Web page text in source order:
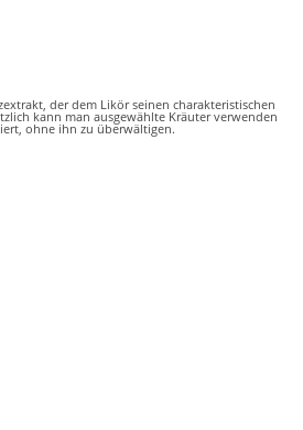
der dem Likör seinen charakteristischen
kann man ausgewählte Kräuter verwenden
ohne ihn zu überwältigen.